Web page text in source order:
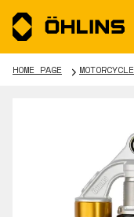
HOME PAGE MOTORCYCLE